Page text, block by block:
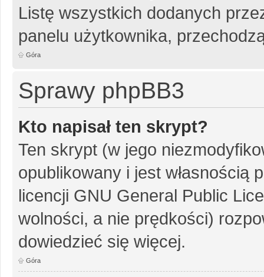
Listę wszystkich dodanych
panelu użytkownika,
Góra
Sprawy phpBB3
Kto napisał ten skrypt?
Ten skrypt (w jego
opublikowany i jest własnością
licencji GNU General Public
wolności, a nie prędkości)
dowiedzieć się więcej.
Góra